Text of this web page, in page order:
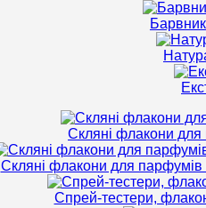
Скляні флакони для
Скляні флакони для парфумів
Спрей-тестери,